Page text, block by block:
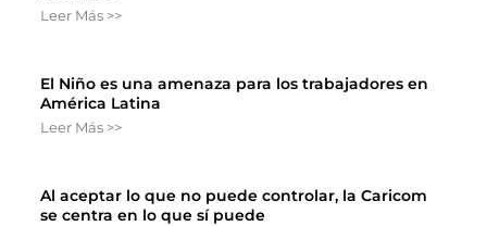
Leer Más >>
El Niño es una amenaza para los trabajadores en
América Latina
Leer Más >>
Al aceptar lo que no puede controlar, la Caricom
se centra en lo que sí puede